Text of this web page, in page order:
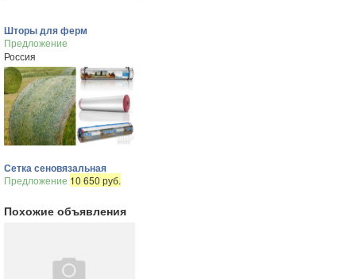
Шторы для ферм
Предложение
Россия
Сетка сеновязальная
Предложение 10 650 руб.
Похожие объявления